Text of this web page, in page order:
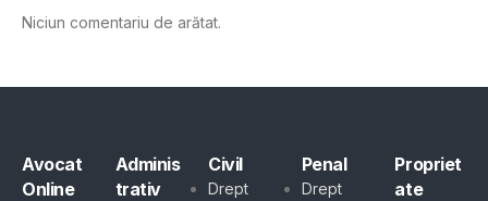
Niciun comentariu de arătat.
Avocat
Online
Adminis
trativ
Civil
Drept
Penal
Drept
Propriet
ate